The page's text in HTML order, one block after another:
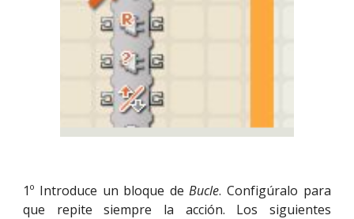
1º Introduce un bloque deBucle. Configúralo para
que repite siempre la acción. Los siguientes